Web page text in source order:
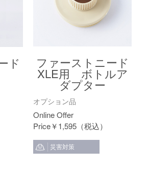
ド ファーストニード
XLE用 ボトルア
ダプター
オプション品
￥1,595
災害対策